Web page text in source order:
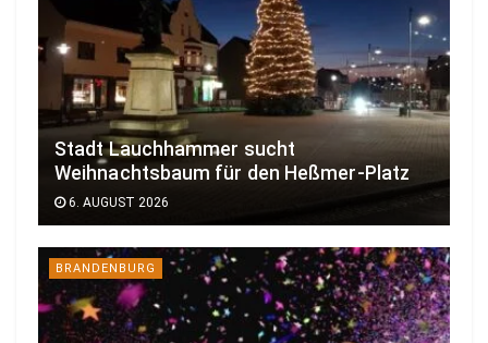
Stadt Lauchhammer sucht
Weihnachtsbaum für den Heßmer-Platz
6. AUGUST 2026
BRANDENBURG